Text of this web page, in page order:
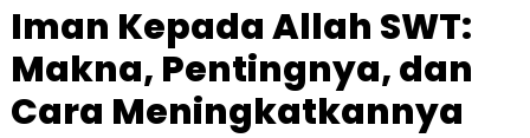
Iman Kepada Allah SWT:
Makna, Pentingnya, dan
Cara Meningkatkannya